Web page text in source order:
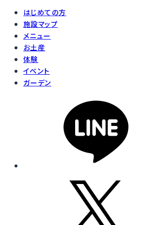
はじめての方
施設マップ
メニュー
お土産
体験
イベント
ガーデン